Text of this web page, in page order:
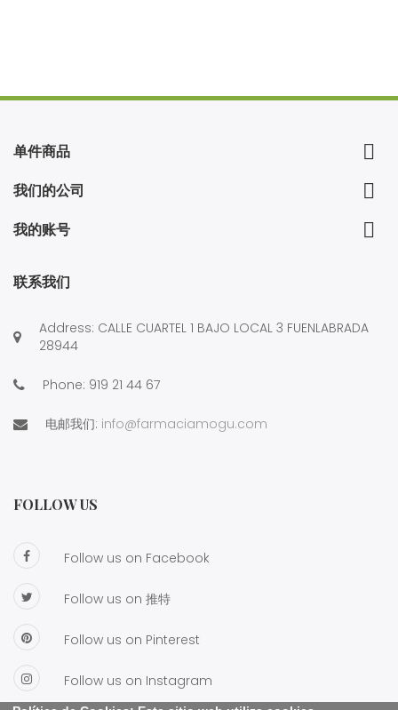
单件商品 
我们的公司 
我的账号 
联系我们
Address: CALLE CUARTEL 1 BAJO LOCAL 3 FUENLABRADA
28944
Phone: 919 21 44 67
电邮我们: info@farmaciamogu.com
FOLLOW US
Follow us on Facebook
Follow us on 推特
Follow us on Pinterest
Follow us on Instagram